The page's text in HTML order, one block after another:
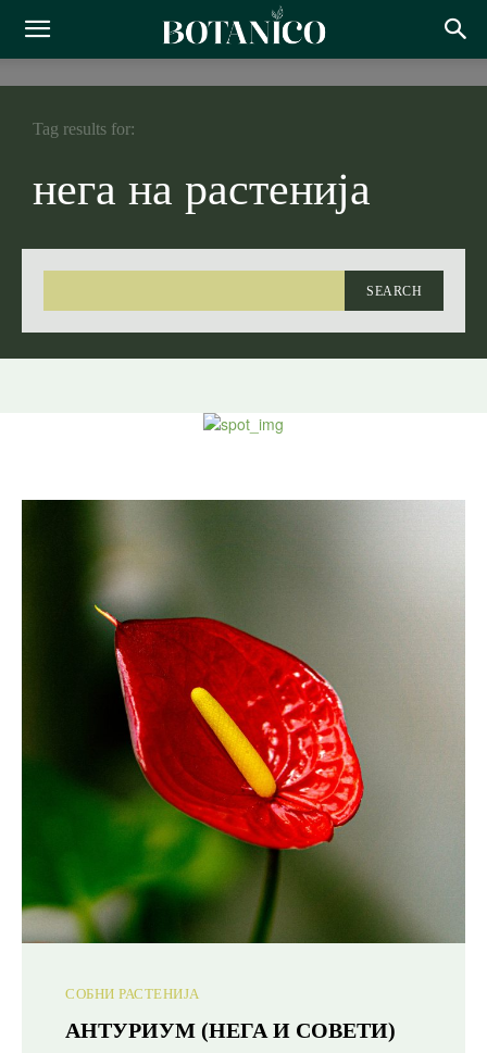
нега на растенија
SEARCH
Tag results for:
СОБНИ РАСТЕНИЈА
АНТУРИУМ (НЕГА И СОВЕТИ)